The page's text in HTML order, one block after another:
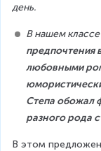
день.
В нашем
предпочтения
любовными
Степа обожал
разного рода
В этом